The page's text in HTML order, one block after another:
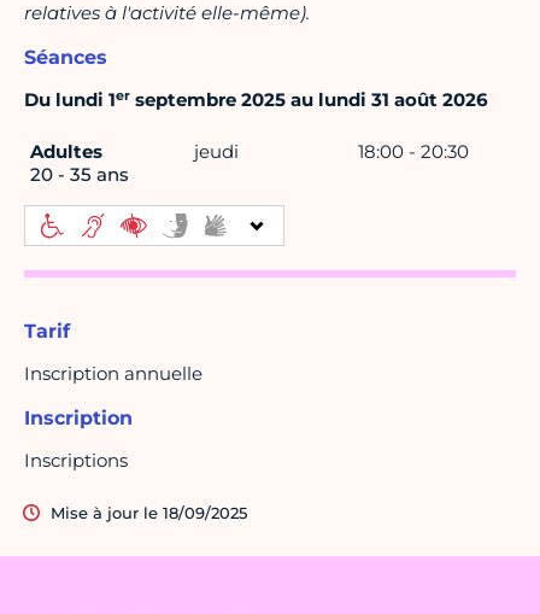
relatives à l'activité elle-même).
Séances
Du lundi 1er septembre 2025 au lundi 31 août 2026
Adultes
20 - 35 ans
jeudi 18:00 - 20:30
Tarif
Inscription annuelle
Inscription
Inscriptions
Mise à jour le 18/09/2025